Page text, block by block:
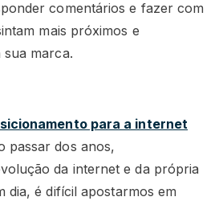
comentários e fazer com
mais próximos e
marca.
para a internet
passar dos anos,
da internet e da própria
dia, é difícil apostarmos em